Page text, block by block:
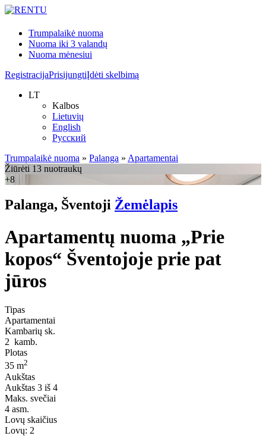
Trumpalaikė nuoma
Nuoma iki 3 valandų
Nuoma mėnesiui
RegistracijaPrisijungtiĮdėti skelbimą
LT
Kalbos
Lietuvių
English
Русский
Trumpalaikė nuoma » Palanga » Apartamentai
Žiūrėti 13 nuotraukų
+8
Palanga, Šventoji Žemėlapis
Apartamentų nuoma „Prie
kopos“ Šventojoje prie pat
jūros
Tipas
Apartamentai
Kambarių sk.
2 kamb.
Plotas
35 m2
Aukštas
Aukštas 3 iš 4
Maks. svečiai
4 asm.
Lovų skaičius
Lovų: 2